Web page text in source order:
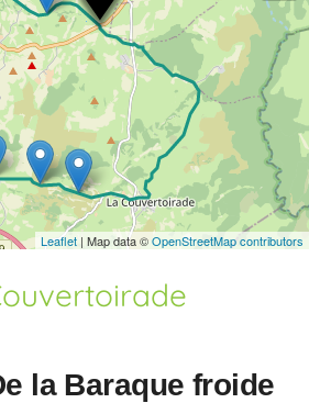
Leaflet | Map data ©OpenStreetMap contributors
la Baraque froide